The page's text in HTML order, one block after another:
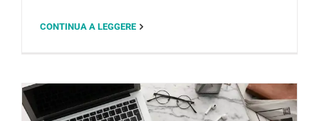
CONTINUA A LEGGERE